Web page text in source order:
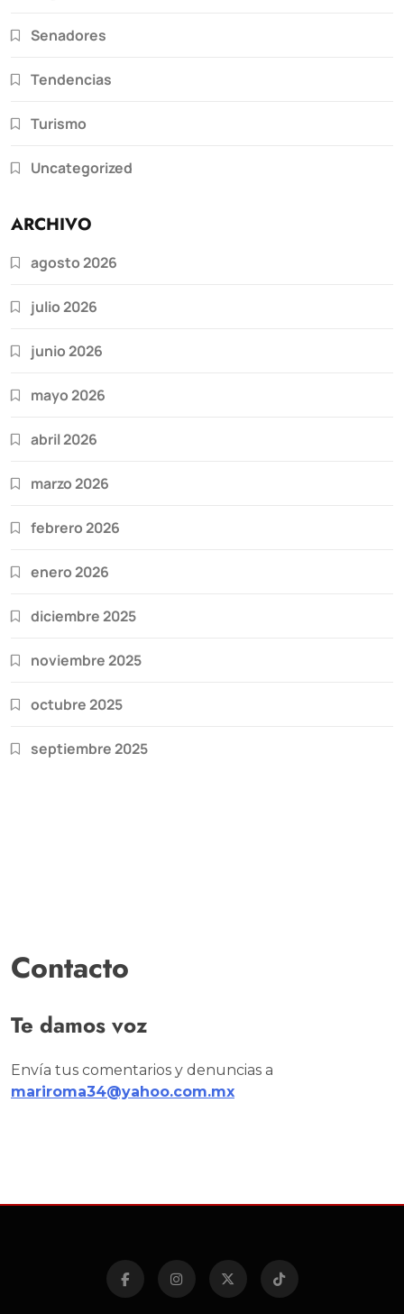
Senadores
Tendencias
Turismo
Uncategorized
ARCHIVO
agosto 2026
julio 2026
junio 2026
mayo 2026
abril 2026
marzo 2026
febrero 2026
enero 2026
diciembre 2025
noviembre 2025
octubre 2025
septiembre 2025
Contacto
Te damos voz
Envía tus comentarios y denuncias a
mariroma34@yahoo.com.mx